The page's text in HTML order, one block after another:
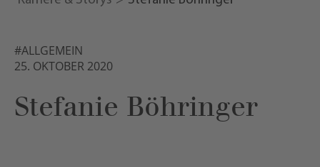
#ALLGEMEIN
25. OKTOBER 2020
Stefanie Böhringer